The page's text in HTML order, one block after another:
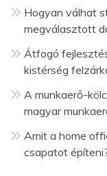
Hogyan válhat
megválasztott
Átfogó
kistérség
A munkaerő-
magyar
Amit a home
csapatot